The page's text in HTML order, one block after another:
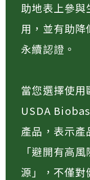
助地表上參與
用，並有助降
永續認證。
當您選擇使用
USDA
產品，表示產
「避開有高
源」，不僅對